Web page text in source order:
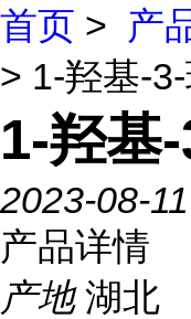
首页 > 产
> 1-羟基-
1-羟基
2023-08-11
产品详情
产地 湖北